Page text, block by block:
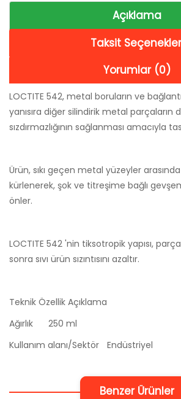
Açıklama
Taksit
Yorumlar (0)
LOCTITE 542, metal boruların ve
yanısıra diğer silindirik metal parçaların
sızdırmazlığının sağlanması amacıyla
Ürün, sıkı geçen metal yüzeyler arasında
kürlenerek, şok ve titreşime bağlı
önler.
LOCTITE 542 'nin tiksotropik yapısı,
sonra sıvı ürün sızıntısını azaltır.
Teknik Özellik Açıklama
Ağırlık
250 ml
Kullanım alanı/Sektör
Endüstriyel
Benzer Ürünler